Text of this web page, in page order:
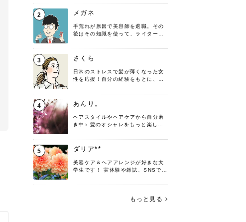
す！
2 メガネ
手荒れが原因で美容師を退職。その
後はその知識を使って、ライターと
髪の知識をわかりやすく紹介しま
す！
3 さくら
日常のストレスで髪が薄くなった女
性を応援！自分の経験をもとに、執
4 あんり。
ヘアスタイルやヘアケアから自分磨
き中♪ 髪のオシャレをもっと楽しめ
♡ 役立つ情報をお届けできるように
頑張ります！よろしくお願いしま
5 ダリア**
美容ケア＆ヘアアレンジが好きな大
学生です！ 実体験や雑誌、SNSで知
す。 これからよろしくお願いします
もっと見る